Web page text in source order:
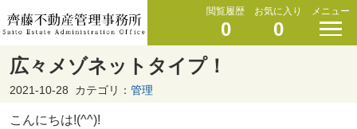
閲覧履歴
0
お気に入り
0
メニュー
広々メゾネットタイプ！
2021-10-28 カテゴリ： 管理
こんにちは!(^^)!